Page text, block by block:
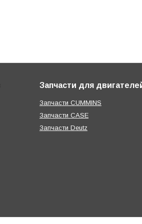
Запчасти для
Запчасти CUMMINS
Запчасти CASE
Запчасти Deutz